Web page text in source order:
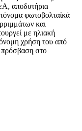
αποδυτήρια
φωτοβολταϊκά
και
με ηλιακή
χρήση του από
πρόσβαση στο